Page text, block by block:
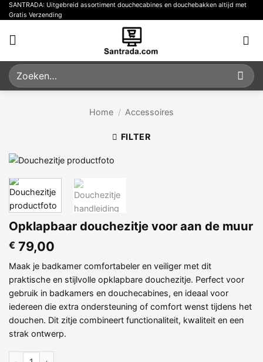
Ga
naar
inhoud
SANTRADA: Uitgebreid assortiment douchecabines en douchebakken altijd met
Gratis Verzending
Zoeken
naar:
Home / Accessoires
FILTER
Opklapbaar douchezitje voor aan de muur
€ 79,00
Maak je badkamer comfortabeler en veiliger met dit
praktische en stijlvolle opklapbare douchezitje. Perfect voor
gebruik in badkamers en douchecabines, en ideaal voor
iedereen die extra ondersteuning of comfort wenst tijdens het
douchen. Dit zitje combineert functionaliteit, kwaliteit en een
strak ontwerp.
Opklapbaar douchezitje voor aan de muur aantal